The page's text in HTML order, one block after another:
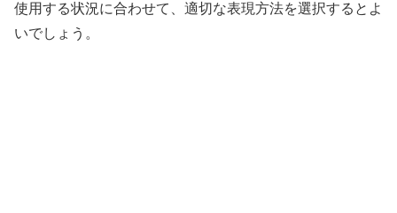
使用する状況に合わせて、適切な表現方法を選択するとよ
いでしょう。